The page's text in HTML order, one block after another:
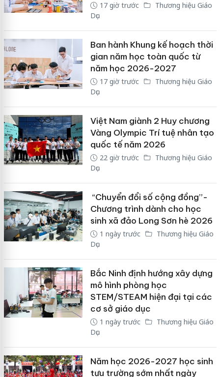
17 giờ trước
Thương hiệu Giáo
Dục
Ban hành Khung kế hoạch thời
gian năm học toàn quốc từ
năm học 2026-2027
17 giờ trước
Thương hiệu Giáo
Dục
Việt Nam giành 2 Huy chương
Vàng Olympic Trí tuệ nhân tạo
quốc tế năm 2026
22 giờ trước
Thương hiệu Giáo
Dục
“Chuyển đổi số cộng đồng”-
Chương trình dành cho học
sinh xã đảo Long Sơn hè 2026
1 ngày trước
Thương hiệu Giáo
Dục
Bắc Ninh định hướng xây dựng
mô hình phòng học
STEM/STEAM hiện đại tại các
cơ sở giáo dục
1 ngày trước
Thương hiệu Giáo
Dục
Năm học 2026-2027 học sinh
tựu trường sớm nhất ngày